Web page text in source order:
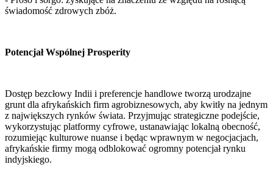
świadomość zdrowych zbóż.
Potencjał Wspólnej Prosperity
Dostęp bezcłowy Indii i preferencje handlowe tworzą urodzajne
grunt dla afrykańskich firm agrobiznesowych, aby kwitły na jednym
z największych rynków świata. Przyjmując strategiczne podejście,
wykorzystując platformy cyfrowe, ustanawiając lokalną obecność,
rozumiejąc kulturowe nuanse i będąc wprawnym w negocjacjach,
afrykańskie firmy mogą odblokować ogromny potencjał rynku
indyjskiego.